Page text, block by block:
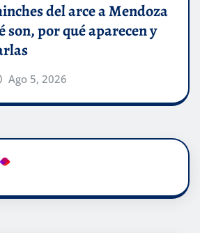
del arce a Mendoza
son, por qué aparecen y
Ago 5, 2026